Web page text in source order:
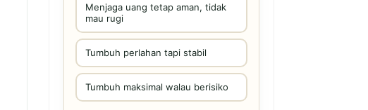
Menjaga uang tetap aman, tidak
mau rugi
Tumbuh perlahan tapi stabil
Tumbuh maksimal walau berisiko